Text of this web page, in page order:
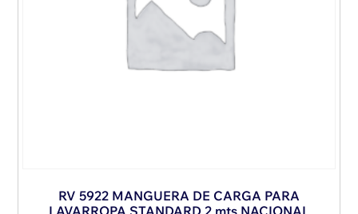
RV 5922 MANGUERA DE CARGA PARA
LAVARROPA STANDARD 2 mts NACIONAL